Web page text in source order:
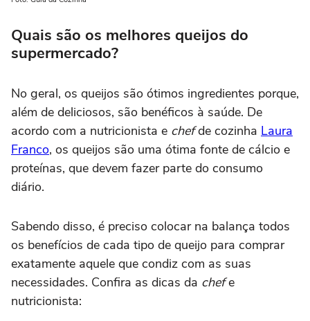
Quais são os melhores queijos do
supermercado?
No geral, os queijos são ótimos ingredientes porque,
além de deliciosos, são benéficos à saúde. De
acordo com a nutricionista e chefde cozinha Laura
Franco, os queijos são uma ótima fonte de cálcio e
proteínas, que devem fazer parte do consumo
diário.
Sabendo disso, é preciso colocar na balança todos
os benefícios de cada tipo de queijo para comprar
exatamente aquele que condiz com as suas
necessidades. Confira as dicas da chefe
nutricionista: